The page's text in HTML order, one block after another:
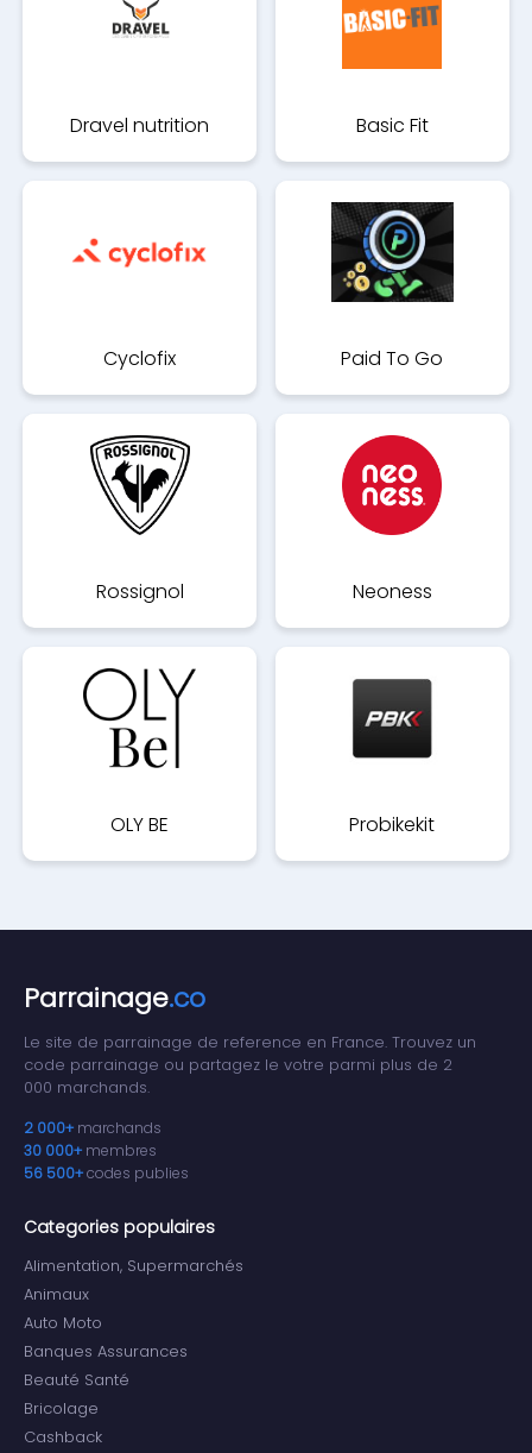
Dravel nutrition Basic Fit
Cyclofix Paid To Go
Rossignol Neoness
OLY BE Probikekit
Parrainage.co
Le site de parrainage de reference en France. Trouvez un
code parrainage ou partagez le votre parmi plus de 2
000 marchands.
2 000+ marchands
30 000+ membres
56 500+codes publies
Categories populaires
Alimentation, Supermarchés
Animaux
Auto Moto
Banques Assurances
Beauté Santé
Bricolage
Cashback